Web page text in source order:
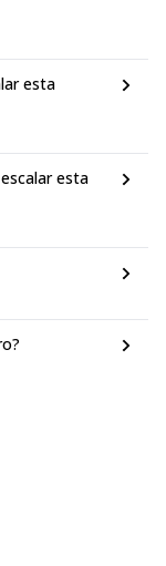
esta
esta